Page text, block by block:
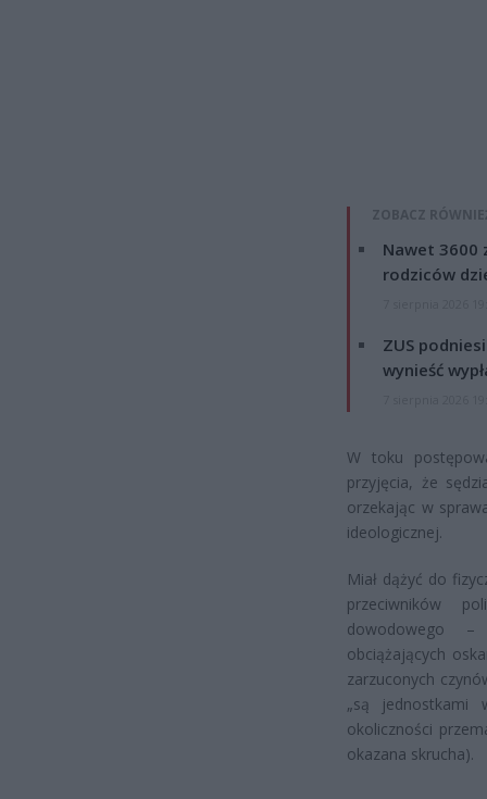
ZOBACZ
Nawet 3600
rodziców
ZUS
wynieść
W toku
przyjęcia, że
orzekając w
ideologicznej.
Miał dążyć do
przeciwników
dowodowego –
obciążających
zarzuconych
„są jednostkami
okoliczności
okazana skrucha).